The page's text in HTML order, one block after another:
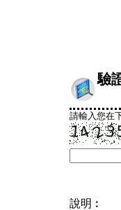
驗
請輸入您在
說明︰